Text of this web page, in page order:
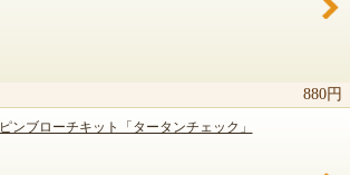
880円
ピンブローチキット「タータンチェック」